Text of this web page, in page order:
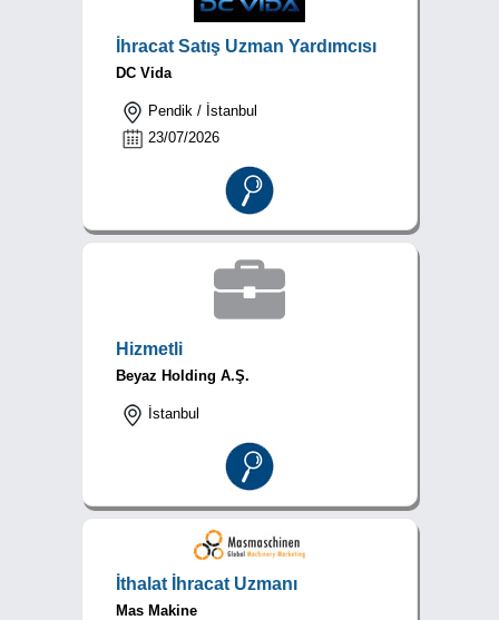
İhracat Satış Uzman Yardımcısı
DC Vida
Pendik / İstanbul
23/07/2026
Hizmetli
Beyaz Holding A.Ş.
İstanbul
İthalat İhracat Uzmanı
Mas Makine